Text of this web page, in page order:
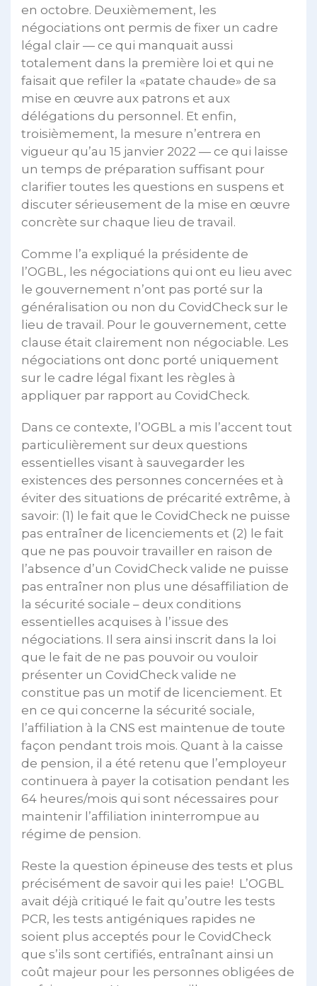
en octobre. Deuxièmement, les
négociations ont permis de fixer un cadre
légal clair — ce qui manquait aussi
totalement dans la première loi et qui ne
faisait que refiler la «patate chaude» de sa
mise en œuvre aux patrons et aux
délégations du personnel. Et enfin,
troisièmement, la mesure n’entrera en
vigueur qu’au 15 janvier 2022 — ce qui laisse
un temps de préparation suffisant pour
clarifier toutes les questions en suspens et
discuter sérieusement de la mise en œuvre
concrète sur chaque lieu de travail.
Comme l’a expliqué la présidente de
l’OGBL, les négociations qui ont eu lieu avec
le gouvernement n’ont pas porté sur la
généralisation ou non du CovidCheck sur le
lieu de travail. Pour le gouvernement, cette
clause était clairement non négociable. Les
négociations ont donc porté uniquement
sur le cadre légal fixant les règles à
appliquer par rapport au CovidCheck.
Dans ce contexte, l’OGBL a mis l’accent tout
particulièrement sur deux questions
essentielles visant à sauvegarder les
existences des personnes concernées et à
éviter des situations de précarité extrême, à
savoir: (1) le fait que le CovidCheck ne puisse
pas entraîner de licenciements et (2) le fait
que ne pas pouvoir travailler en raison de
l’absence d’un CovidCheck valide ne puisse
pas entraîner non plus une désaffiliation de
la sécurité sociale – deux conditions
essentielles acquises à l’issue des
négociations. Il sera ainsi inscrit dans la loi
que le fait de ne pas pouvoir ou vouloir
présenter un CovidCheck valide ne
constitue pas un motif de licenciement. Et
en ce qui concerne la sécurité sociale,
l’affiliation à la CNS est maintenue de toute
façon pendant trois mois. Quant à la caisse
de pension, il a été retenu que l’employeur
continuera à payer la cotisation pendant les
64 heures/mois qui sont nécessaires pour
maintenir l’affiliation ininterrompue au
régime de pension.
Reste la question épineuse des tests et plus
précisément de savoir qui les paie! L’OGBL
avait déjà critiqué le fait qu’outre les tests
PCR, les tests antigéniques rapides ne
soient plus acceptés pour le CovidCheck
que s’ils sont certifiés, entraînant ainsi un
coût majeur pour les personnes obligées de